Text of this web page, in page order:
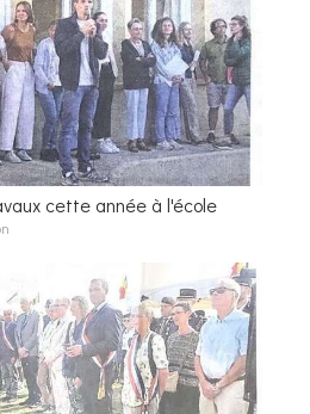
cette année à l'école